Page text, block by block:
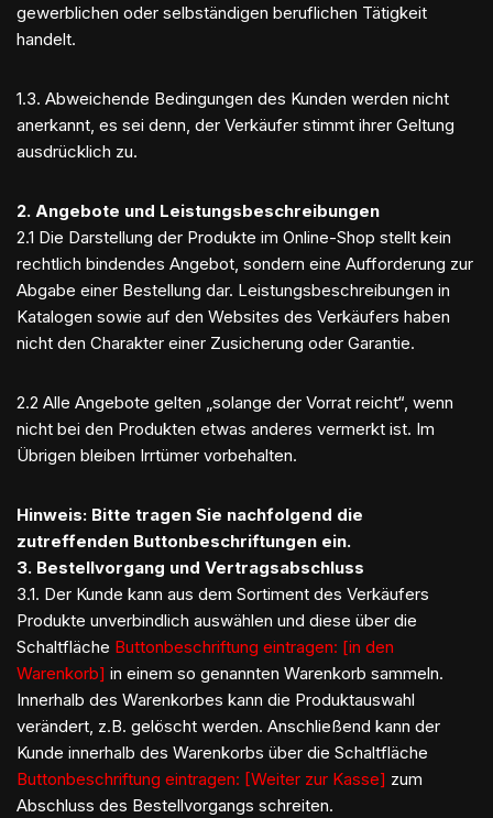
gewerblichen oder selbständigen beruflichen Tätigkeit
handelt.
1.3. Abweichende Bedingungen des Kunden werden nicht
anerkannt, es sei denn, der Verkäufer stimmt ihrer Geltung
ausdrücklich zu.
2. Angebote und Leistungsbeschreibungen
2.1 Die Darstellung der Produkte im Online-Shop stellt kein
rechtlich bindendes Angebot, sondern eine Aufforderung zur
Abgabe einer Bestellung dar. Leistungsbeschreibungen in
Katalogen sowie auf den Websites des Verkäufers haben
nicht den Charakter einer Zusicherung oder Garantie.
2.2 Alle Angebote gelten „solange der Vorrat reicht“, wenn
nicht bei den Produkten etwas anderes vermerkt ist. Im
Übrigen bleiben Irrtümer vorbehalten.
Hinweis: Bitte tragen Sie nachfolgend die
zutreffenden Buttonbeschriftungen ein.
3. Bestellvorgang und Vertragsabschluss
3.1. Der Kunde kann aus dem Sortiment des Verkäufers
Produkte unverbindlich auswählen und diese über die
Schaltfläche Buttonbeschriftung eintragen: [in den
Warenkorb] in einem so genannten Warenkorb sammeln.
Innerhalb des Warenkorbes kann die Produktauswahl
verändert, z.B. gelöscht werden. Anschließend kann der
Kunde innerhalb des Warenkorbs über die Schaltfläche
Buttonbeschriftung eintragen: [Weiter zur Kasse] zum
Abschluss des Bestellvorgangs schreiten.